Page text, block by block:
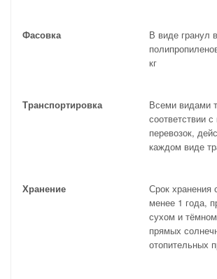
Фасовка
В виде гранул в
кг
Транспортировка
Всеми видами
соответствии
перевозок,
каждом виде
Хранение
Срок хранения
менее 1 года,
сухом и
прямых
отопительных